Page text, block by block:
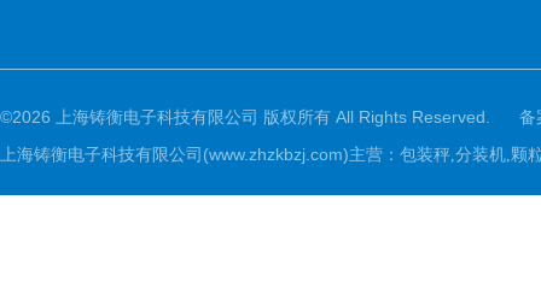
©2026 上海铸衡电子科技有限公司 版权所有 All Rights Reserved.
备
上海铸衡电子科技有限公司(www.zhzkbzj.com)主营： 包装秤,分装机,颗